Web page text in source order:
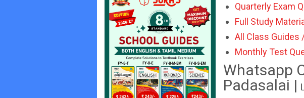
Quarterly Exam
Full Study
All Class Guides
Monthly Test
Whatsapp
Padasalai |